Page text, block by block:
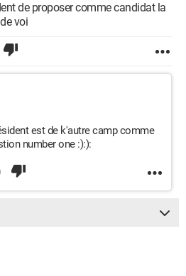
de proposer comme candidat la
voi
est de k'autre camp comme
number one :):):